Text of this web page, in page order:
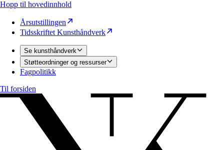
Hopp til hovedinnhold
Årsutstillingen
Tidsskriftet Kunsthåndverk
Se kunsthåndverk
Støtteordninger og ressurser
Fagpolitikk
Til forsiden